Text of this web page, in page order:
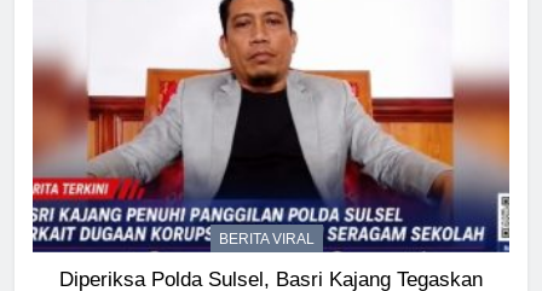
BERITA VIRAL
Diperiksa Polda Sulsel, Basri Kajang Tegaskan